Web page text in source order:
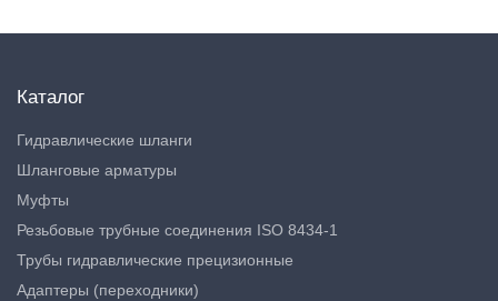
Каталог
Гидравлические шланги
Шланговые арматуры
Муфты
Резьбовые трубные соединения ISO 8434-1
Трубы гидравлические прецизионные
Адаптеры (переходники)